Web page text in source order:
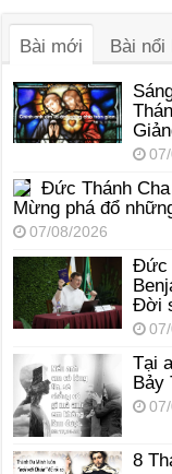
Bài mới Bài nổi
Đức Thánh
Mừng phá đổ
07/08/2026
Đức
Đời
Tại
Bảy
8